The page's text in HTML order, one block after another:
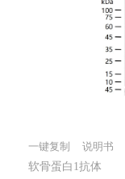
一键复制 说明书
软骨蛋白1抗体